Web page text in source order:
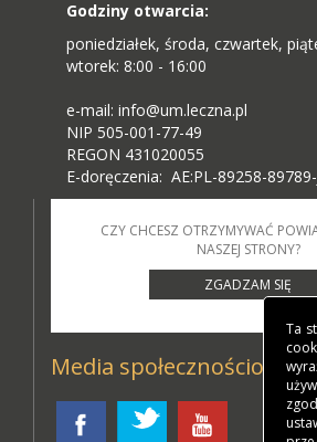
Godziny otwarcia:
poniedziałek, środa, czwartek,
wtorek: 8:00 - 16:00
e-mail: info@um.leczna.pl
NIP 505-001-77-49
REGON 431020055
E-doręczenia: AE:PL-89258-89789-
CZY CHCESZ OTRZYMYWAĆ
NASZEJ STRONY?
ZGADZAM SIĘ
Media społecznościowe
Ta